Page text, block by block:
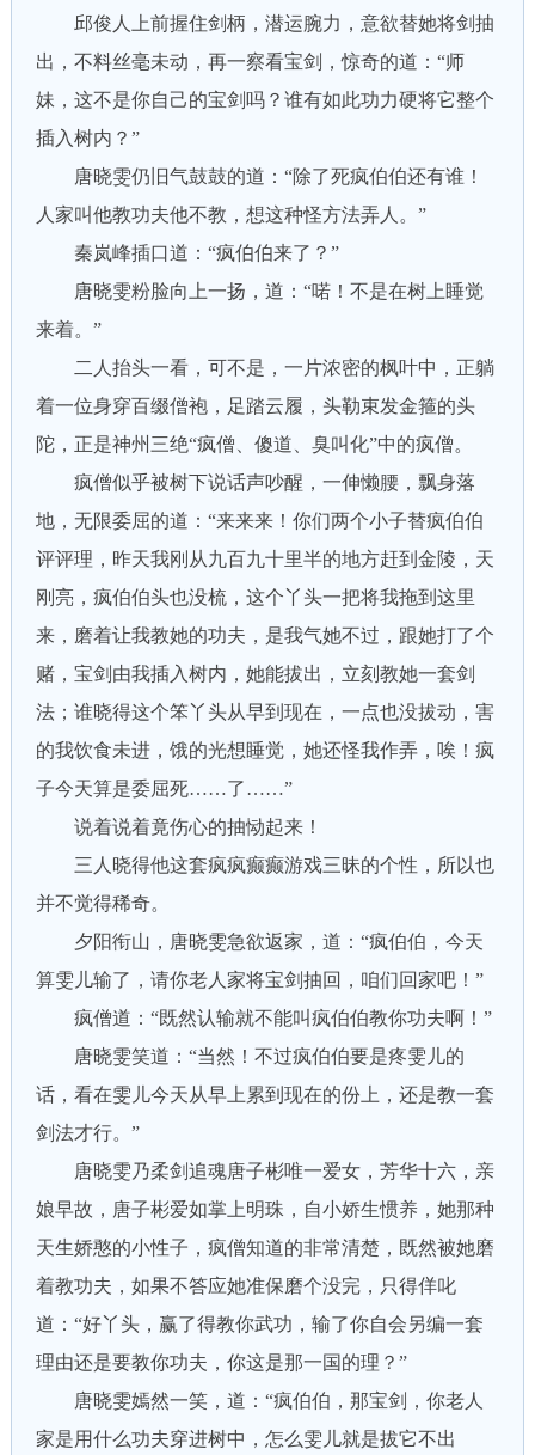
邱俊人上前握住剑柄，潜运腕力，意欲替她将剑抽
出，不料丝毫未动，再一察看宝剑，惊奇的道：“师
妹，这不是你自己的宝剑吗？谁有如此功力硬将它整个
插入树内？”
唐晓雯仍旧气鼓鼓的道：“除了死疯伯伯还有谁！
人家叫他教功夫他不教，想这种怪方法弄人。”
秦岚峰插口道：“疯伯伯来了？”
唐晓雯粉脸向上一扬，道：“喏！不是在树上睡觉
来着。”
二人抬头一看，可不是，一片浓密的枫叶中，正躺
着一位身穿百缀僧袍，足踏云履，头勒束发金箍的头
陀，正是神州三绝“疯僧、傻道、臭叫化”中的疯僧。
疯僧似乎被树下说话声吵醒，一伸懒腰，飘身落
地，无限委屈的道：“来来来！你们两个小子替疯伯伯
评评理，昨天我刚从九百九十里半的地方赶到金陵，天
刚亮，疯伯伯头也没梳，这个丫头一把将我拖到这里
来，磨着让我教她的功夫，是我气她不过，跟她打了个
赌，宝剑由我插入树内，她能拔出，立刻教她一套剑
法；谁晓得这个笨丫头从早到现在，一点也没拔动，害
的我饮食未进，饿的光想睡觉，她还怪我作弄，唉！疯
子今天算是委屈死……了……”
说着说着竟伤心的抽恸起来！
三人晓得他这套疯疯癫癫游戏三昧的个性，所以也
并不觉得稀奇。
夕阳衔山，唐晓雯急欲返家，道：“疯伯伯，今天
算雯儿输了，请你老人家将宝剑抽回，咱们回家吧！”
疯僧道：“既然认输就不能叫疯伯伯教你功夫啊！”
唐晓雯笑道：“当然！不过疯伯伯要是疼雯儿的
话，看在雯儿今天从早上累到现在的份上，还是教一套
剑法才行。”
唐晓雯乃柔剑追魂唐子彬唯一爱女，芳华十六，亲
娘早故，唐子彬爱如掌上明珠，自小娇生惯养，她那种
天生娇憨的小性子，疯僧知道的非常清楚，既然被她磨
着教功夫，如果不答应她准保磨个没完，只得佯叱
道：“好丫头，赢了得教你武功，输了你自会另编一套
理由还是要教你功夫，你这是那一国的理？”
唐晓雯嫣然一笑，道：“疯伯伯，那宝剑，你老人
家是用什么功夫穿进树中，怎么雯儿就是拔它不出